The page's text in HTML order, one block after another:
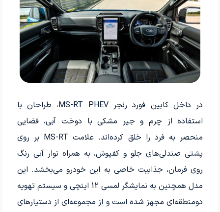
در داخل کابین فورد رنجر MS-RT PHEV، طراحان با
استفاده از چرم و جیر مشکی با دوخت آبی، فضایی
منحصر به فرد را خلق کرده‌اند. علامت MS-RT بر روی
پشتی صندلی‌های جلو و کفپوش، به همراه نوار آبی رنگ
روی فرمان، جذابیت خاصی به این خودرو می‌بخشد. این
مدل همچنین به نمایشگر لمسی 12 اینچی و سیستم تهویه
دومنطقه‌ای مجهز شده است و از مجموعه‌ای از دستیارهای